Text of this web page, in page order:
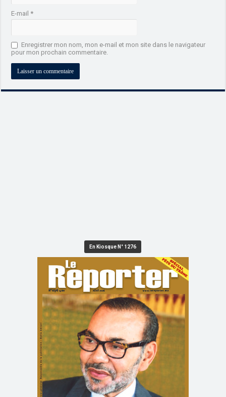
E-mail*
Enregistrer mon nom, mon e-mail et mon site dans le navigateur
pour mon prochain commentaire.
En Kiosque N° 1276